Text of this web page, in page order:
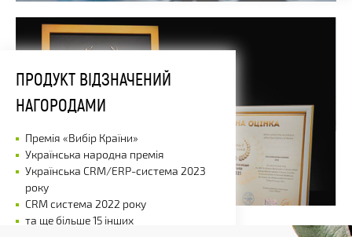
ПРОДУКТ ВІДЗНАЧЕНИЙ
НАГОРОДАМИ
Премія «Вибір Країни»
Українська народна премія
Українська CRM/ERP-система 2023
року
CRM система 2022 року
та ще більше 15 інших